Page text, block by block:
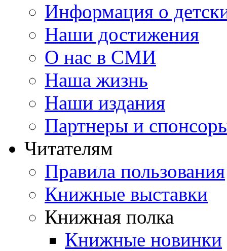
Информация о
Наши достижения
О нас в СМИ
Наша жизнь
Наши издания
Партнеры и
Читателям
Правила пользования
Книжные выставки
Книжная полка
Книжные новинки